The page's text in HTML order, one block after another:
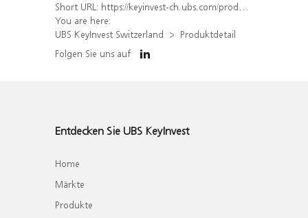
Short URL: https://keyinvest-ch.ubs.com/produkt/detail/index/isin/CH1554885876
You are here:
UBS KeyInvest Switzerland
Produktdetail
Folgen Sie uns auf
Entdecken Sie UBS KeyInvest
Home
Märkte
Produkte